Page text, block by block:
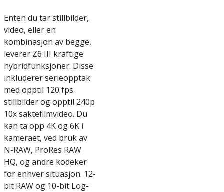
Enten du tar stillbilder,
video, eller en
kombinasjon av begge,
leverer Z6 III kraftige
hybridfunksjoner. Disse
inkluderer serieopptak
med opptil 120 fps
stillbilder og opptil 240p
10x saktefilmvideo. Du
kan ta opp 4K og 6K i
kameraet, ved bruk av
N-RAW, ProRes RAW
HQ, og andre kodeker
for enhver situasjon. 12-
bit RAW og 10-bit Log-